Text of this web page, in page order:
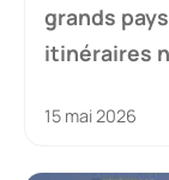
grands
itinéraires
15 mai 2026